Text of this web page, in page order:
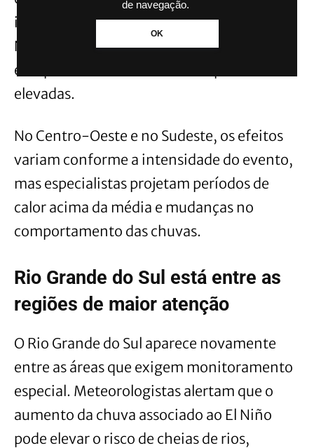
de navegação.
OK
intensas, temporais e enchentes. Já no
Norte e em parte do Nordeste, a tendência
é de períodos mais secos e temperaturas
elevadas.
No Centro-Oeste e no Sudeste, os efeitos
variam conforme a intensidade do evento,
mas especialistas projetam períodos de
calor acima da média e mudanças no
comportamento das chuvas.
Rio Grande do Sul está entre as
regiões de maior atenção
O Rio Grande do Sul aparece novamente
entre as áreas que exigem monitoramento
especial. Meteorologistas alertam que o
aumento da chuva associado ao El Niño
pode elevar o risco de cheias de rios,